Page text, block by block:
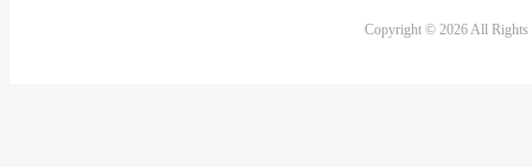
Copyright © 2026 All